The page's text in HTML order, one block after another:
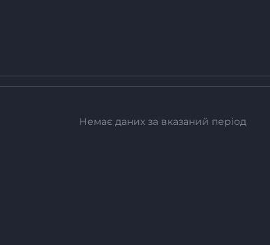
Немає даних за вказаний період